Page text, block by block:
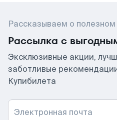
Рассказываем о
Рассылка с
Эксклюзивные акции,
заботливые
Купибилета
Электронная почта